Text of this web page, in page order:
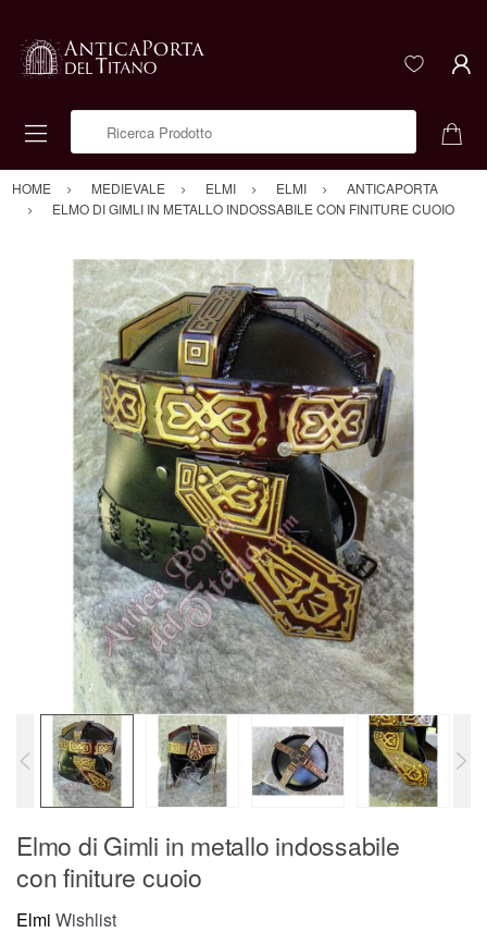
HOME MEDIEVALE ELMI ELMI
ANTICAPORTA
ELMO DI GIMLI IN METALLO INDOSSABILE CON FINITURE CUOIO
Elmo di Gimli in metallo indossabile
con finiture cuoio
Elmi Wishlist